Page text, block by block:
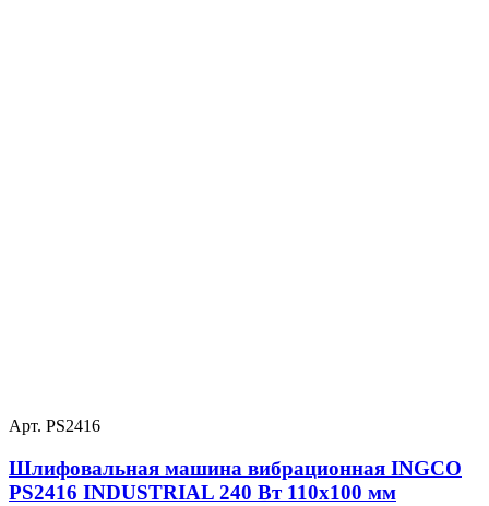
Арт. PS2416
Шлифовальная машина вибрационная INGCO
PS2416 INDUSTRIAL 240 Вт 110х100 мм